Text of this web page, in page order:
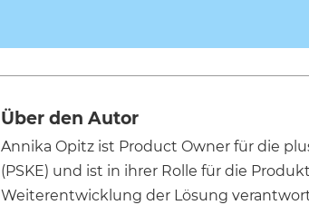
Über den Autor
Annika Opitz ist Product Owner für die
(PSKE) und ist in ihrer Rolle für die
Weiterentwicklung der Lösung